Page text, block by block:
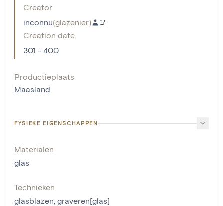
Creator
inconnu(glazenier)
Creation date
301 - 400
Productieplaats
Maasland
FYSIEKE EIGENSCHAPPEN
Materialen
glas
Technieken
glasblazen, graveren[glas]